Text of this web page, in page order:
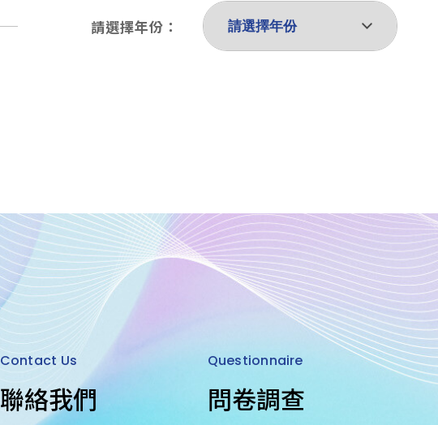
請選擇年份：
Contact Us
聯絡我們
Questionnaire
問卷調查